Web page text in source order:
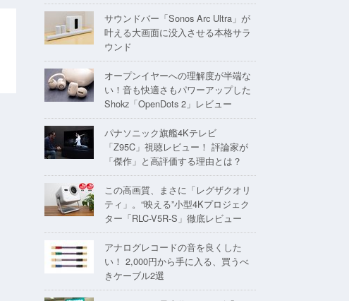
サウンドバー「Sonos Arc Ultra」が
叶える大画面に没入させる本格サラ
ウンド
オープンイヤーへの理解度が半端な
い！音も快適さもパワーアップした
Shokz「OpenDots 2」レビュー
パナソニック旗艦4Kテレビ
「Z95C」視聴レビュー！ 評論家が
「傑作」と高評価する理由とは？
この高画質、まさに「レグザクオリ
ティ」。“映える”小型4Kプロジェク
ター「RLC-V5R-S」徹底レビュー
アナログレコードの音を良くした
い！ 2,000円から手に入る、買うべ
きケーブル2選